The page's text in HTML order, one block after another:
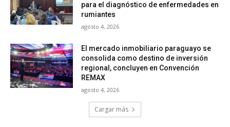
para el diagnóstico de enfermedades en
rumiantes
agosto 4, 2026
El mercado inmobiliario paraguayo se
consolida como destino de inversión
regional, concluyen en Convención
REMAX
agosto 4, 2026
Cargar más